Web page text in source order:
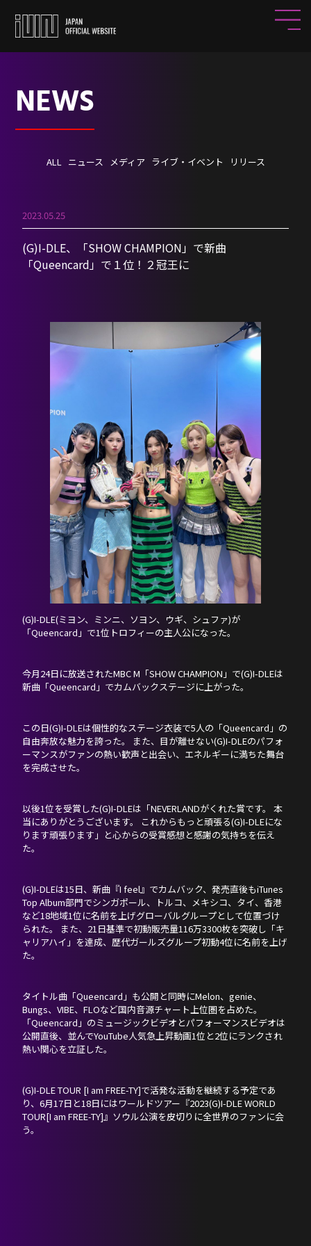
NEWS
ALL ニュース メディア ライブ・イベント リリース
2023.05.25
(G)I-DLE、「SHOW CHAMPION」で新曲
「Queencard」で１位！２冠王に
(G)I-DLE(ミヨン、ミンニ、ソヨン、ウギ、シュファ)が
「Queencard」で1位トロフィーの主人公になった。
今月24日に放送されたMBC M「SHOW CHAMPION」で(G)I-DLEは
新曲「Queencard」でカムバックステージに上がった。
この日(G)I-DLEは個性的なステージ衣装で5人の「Queencard」の
自由奔放な魅力を誇った。 また、目が離せない(G)I-DLEのパフォ
ーマンスがファンの熱い歓声と出会い、エネルギーに満ちた舞台
を完成させた。
以後1位を受賞した(G)I-DLEは「NEVERLANDがくれた賞です。 本
当にありがとうございます。 これからもっと頑張る(G)I-DLEにな
ります頑張ります」と心からの受賞感想と感謝の気持ちを伝え
た。
(G)I-DLEは15日、新曲『I feel』でカムバック、発売直後もiTunes
Top Album部門でシンガポール、トルコ、メキシコ、タイ、香港
など18地域1位に名前を上げグローバルグループとして位置づけ
られた。 また、21日基準で初動販売量116万3300枚を突破し「キ
ャリアハイ」を達成、歴代ガールズグループ初動4位に名前を上げ
た。
タイトル曲「Queencard」も公開と同時にMelon、genie、
Bungs、VIBE、FLOなど国内音源チャート上位圏を占めた。
「Queencard」のミュージックビデオとパフォーマンスビデオは
公開直後、並んでYouTube人気急上昇動画1位と2位にランクされ
熱い関心を立証した。
(G)I-DLE TOUR [I am FREE-TY]で活発な活動を継続する予定であ
り、6月17日と18日にはワールドツアー『2023(G)I-DLE WORLD
TOUR[I am FREE-TY]』ソウル公演を皮切りに全世界のファンに会
う。
HOME
NEWS
PROFILE
NEVERLAND JAPAN